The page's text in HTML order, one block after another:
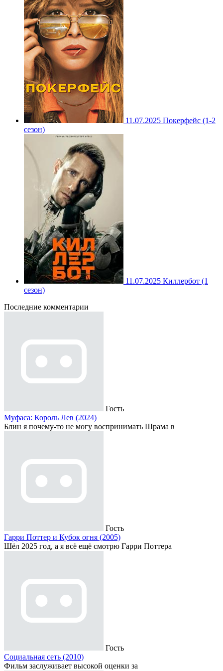
11.07.2025 Покерфейс (1-2
сезон)
11.07.2025 Киллербот (1
сезон)
Последние комментарии
Гость
Муфаса: Король Лев (2024)
Блин я почему-то не могу воспринимать Шрама в
Гость
Гарри Поттер и Кубок огня (2005)
Шёл 2025 год, а я всё ещё смотрю Гарри Поттера
Гость
Социальная сеть (2010)
Фильм заслуживает высокой оценки за